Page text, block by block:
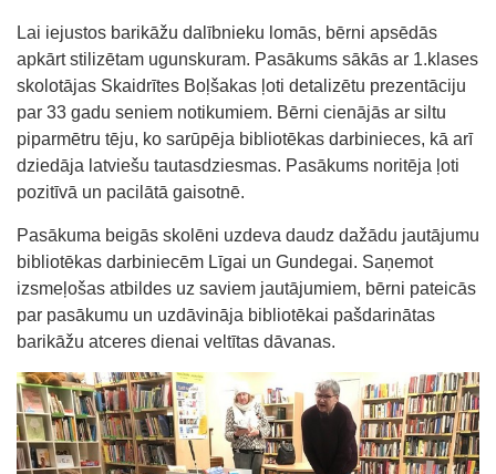
Lai iejustos barikāžu dalībnieku lomās, bērni apsēdās
apkārt stilizētam ugunskuram. Pasākums sākās ar 1.klases
skolotājas Skaidrītes Boļšakas ļoti detalizētu prezentāciju
par 33 gadu seniem notikumiem. Bērni cienājās ar siltu
piparmētru tēju, ko sarūpēja bibliotēkas darbinieces, kā arī
dziedāja latviešu tautasdziesmas. Pasākums noritēja ļoti
pozitīvā un pacilātā gaisotnē.
Pasākuma beigās skolēni uzdeva daudz dažādu jautājumu
bibliotēkas darbiniecēm Līgai un Gundegai. Saņemot
izsmeļošas atbildes uz saviem jautājumiem, bērni pateicās
par pasākumu un uzdāvināja bibliotēkai pašdarinātas
barikāžu atceres dienai veltītas dāvanas.